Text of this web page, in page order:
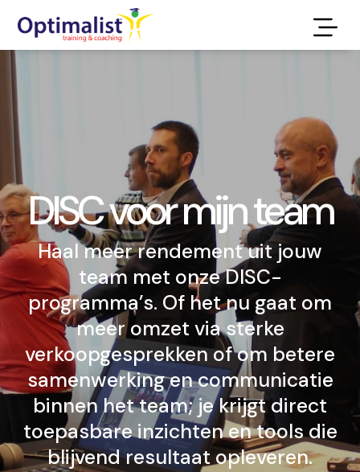
DISC voor mijn team
Haal meer rendement uit jouw
team met onze DISC-
programma’s. Of het nu gaat om
meer omzet via sterke
verkoopgesprekken of om betere
samenwerking en communicatie
binnen het team; je krijgt direct
toepasbare inzichten en tools die
blijvend resultaat opleveren.